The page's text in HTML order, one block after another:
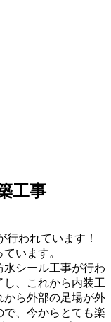
工事
われています！
います。
シール工事が行わ
、これから内装工
から外部の足場が外
で、今からとても楽